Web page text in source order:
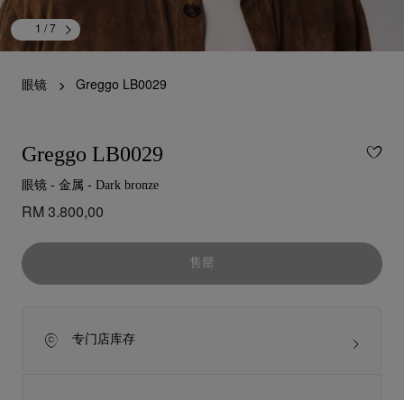
1 / 7
眼镜 Greggo LB0029
Greggo LB0029
眼镜 - 金属 - Dark bronze
RM 3.800,00
售罄
专门店库存